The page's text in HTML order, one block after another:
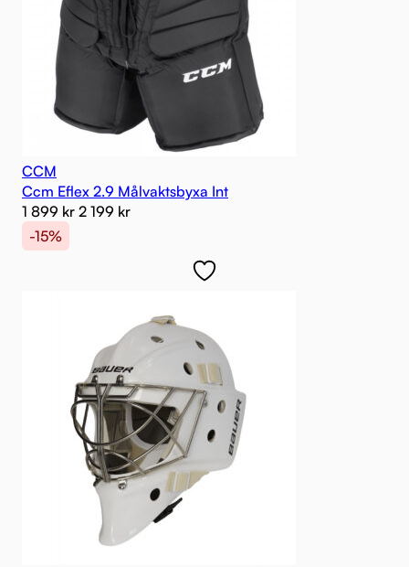
CCM
Ccm Eflex 2.9 Målvaktsbyxa Int
1 899 kr 2 199 kr
-15%